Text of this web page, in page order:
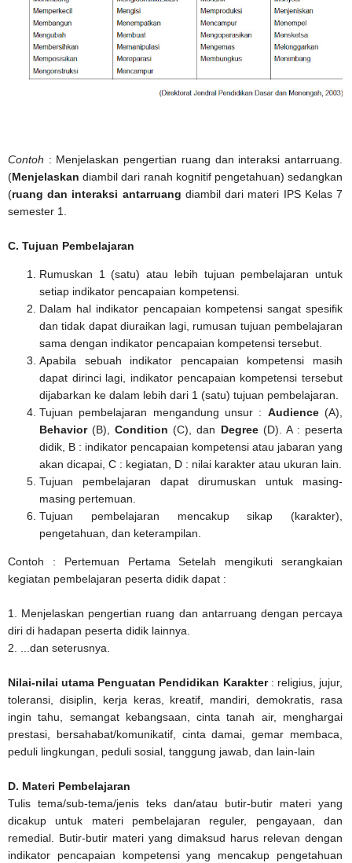
Contoh : Menjelaskan pengertian ruang dan interaksi antarruang.
(Menjelaskan diambil dari ranah kognitif pengetahuan) sedangkan
(ruang dan interaksi antarruang diambil dari materi IPS Kelas 7
semester 1.
C. Tujuan Pembelajaran
Rumuskan 1 (satu) atau lebih tujuan pembelajaran untuk
setiap indikator pencapaian kompetensi.
Dalam hal indikator pencapaian kompetensi sangat spesifik
dan tidak dapat diuraikan lagi, rumusan tujuan pembelajaran
sama dengan indikator pencapaian kompetensi tersebut.
Apabila sebuah indikator pencapaian kompetensi masih
dapat dirinci lagi, indikator pencapaian kompetensi tersebut
dijabarkan ke dalam lebih dari 1 (satu) tujuan pembelajaran.
Tujuan pembelajaran mengandung unsur : Audience(A),
Behavior(B),Condition (C), dan Degree(D). A : peserta
didik, B : indikator pencapaian kompetensi atau jabaran yang
akan dicapai, C : kegiatan, D : nilai karakter atau ukuran lain.
Tujuan pembelajaran dapat dirumuskan untuk masing-
masing pertemuan.
Tujuan pembelajaran mencakup sikap (karakter),
pengetahuan, dan keterampilan.
Contoh : Pertemuan Pertama Setelah mengikuti serangkaian
kegiatan pembelajaran peserta didik dapat :
1. Menjelaskan pengertian ruang dan antarruang dengan percaya
diri di hadapan peserta didik lainnya.
2. ...dan seterusnya.
Nilai-nilai utama Penguatan Pendidikan Karakter: religius, jujur,
toleransi, disiplin, kerja keras, kreatif, mandiri, demokratis, rasa
ingin tahu, semangat kebangsaan, cinta tanah air, menghargai
prestasi, bersahabat/komunikatif, cinta damai, gemar membaca,
peduli lingkungan, peduli sosial, tanggung jawab, dan lain-lain
D. Materi Pembelajaran
Tulis tema/sub-tema/jenis teks dan/atau butir-butir materi yang
dicakup untuk materi pembelajaran reguler, pengayaan, dan
remedial. Butir-butir materi yang dimaksud harus relevan dengan
indikator pencapaian kompetensi yang mencakup pengetahuan